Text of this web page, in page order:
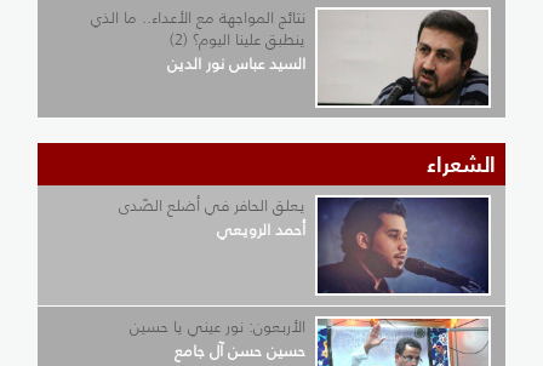
نتائج المواجهة مع الأعداء.. ما الذي
ينطبق علينا اليوم؟ (2)
السيد عباس نور الدين
الشعراء
يعلق الحافر في أضلع الصّدى
أحمد الرويعي
الأربعون: نور عيني يا حسين
حسين حسن آل جامع